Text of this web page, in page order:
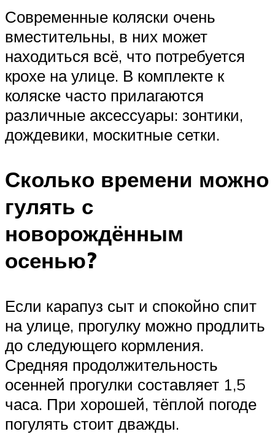
Современные коляски очень
вместительны, в них может
находиться всё, что потребуется
крохе на улице. В комплекте к
коляске часто прилагаются
различные аксессуары: зонтики,
дождевики, москитные сетки.
Сколько времени можно
гулять с
новорождённым
осенью?
Если карапуз сыт и спокойно спит
на улице, прогулку можно продлить
до следующего кормления.
Средняя продолжительность
осенней прогулки составляет 1,5
часа. При хорошей, тёплой погоде
погулять стоит дважды.